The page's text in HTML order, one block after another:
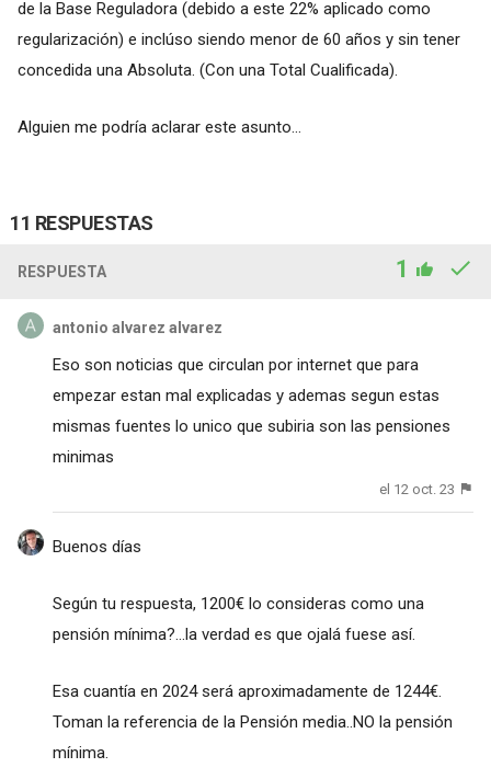
de la Base Reguladora (debido a este 22% aplicado como
regularización) e inclúso siendo menor de 60 años y sin tener
concedida una Absoluta. (Con una Total Cualificada).
Alguien me podría aclarar este asunto...
11 RESPUESTAS
RESPUESTA 1
antonio alvarez alvarez
Eso son noticias que circulan por internet que para
empezar estan mal explicadas y ademas segun estas
mismas fuentes lo unico que subiria son las pensiones
minimas
el 12 oct. 23
Buenos días
Según tu respuesta, 1200€ lo consideras como una
pensión mínima?...la verdad es que ojalá fuese así.
Esa cuantía en 2024 será aproximadamente de 1244€.
Toman la referencia de la Pensión media..NO la pensión
mínima.